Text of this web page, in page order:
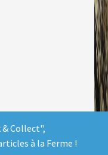
& Collect",
à la Ferme !